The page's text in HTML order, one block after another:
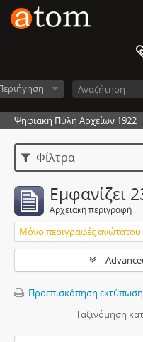
Ψηφιακή Πύλη Αρχείων 1922
Φίλτρα
Εμφανίζει
Αρχειακή περιγραφή
Μόνο περιγραφές ανώτατου
Προεπισκόπηση
Ταξινόμηση